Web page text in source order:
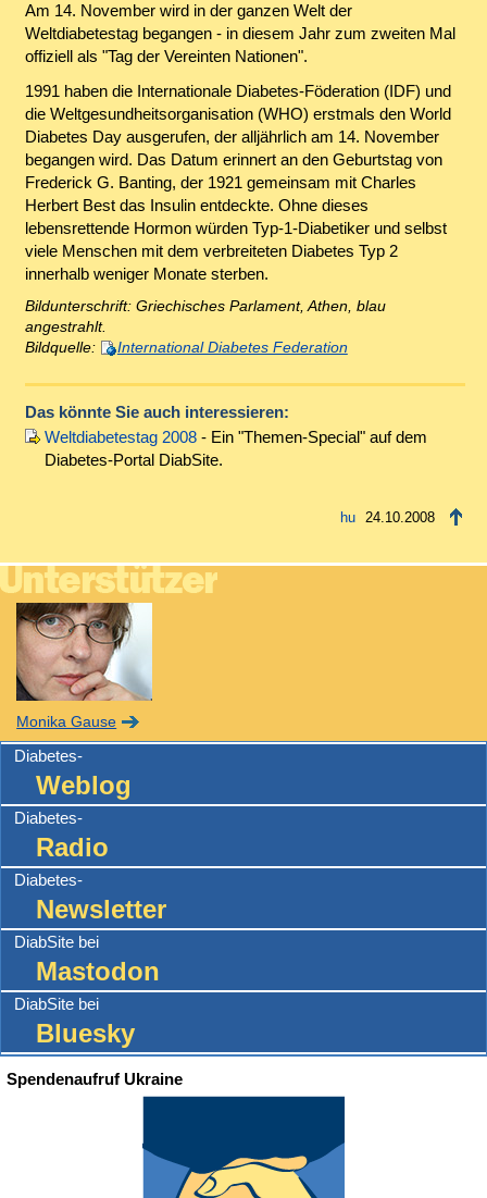
Am 14. November wird in der ganzen Welt der
Weltdiabetestag begangen - in diesem Jahr zum zweiten Mal
offiziell als "Tag der Vereinten Nationen".
1991 haben die Internationale Diabetes-Föderation (IDF) und
die Weltgesundheitsorganisation (WHO) erstmals den World
Diabetes Day ausgerufen, der alljährlich am 14. November
begangen wird. Das Datum erinnert an den Geburtstag von
Frederick G. Banting, der 1921 gemeinsam mit Charles
Herbert Best das Insulin entdeckte. Ohne dieses
lebensrettende Hormon würden Typ-1-Diabetiker und selbst
viele Menschen mit dem verbreiteten Diabetes Typ 2
innerhalb weniger Monate sterben.
Bildunterschrift: Griechisches Parlament, Athen, blau
angestrahlt.
Bildquelle:
International Diabetes Federation
Das könnte Sie auch interessieren:
Weltdiabetestag 2008- Ein "Themen-Special" auf dem
Diabetes-Portal DiabSite.
24.10.2008
Monika Gause
Diabetes-
Weblog
Diabetes-
Radio
Diabetes-
Newsletter
DiabSite bei
Mastodon
DiabSite bei
Bluesky
Spendenaufruf Ukraine